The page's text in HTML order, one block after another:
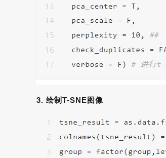
3. 绘制T-SNE图像